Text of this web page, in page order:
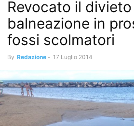
Revocato il
balneazione in
fossi scolmatori
By Redazione - 17 Luglio 2014